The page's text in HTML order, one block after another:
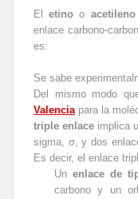
Eletino o acetileno
enlace carbono-
es:
Se sabe
Del mismo modo
Valenciapara la
triple enlace implica
sigma, σ, y dos
Es decir, el enlace
Unenlace de
carbono y un